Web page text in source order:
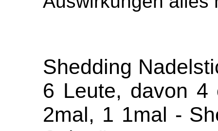
Shedding
6 Leute, davon 4
2mal, 1 1mal -